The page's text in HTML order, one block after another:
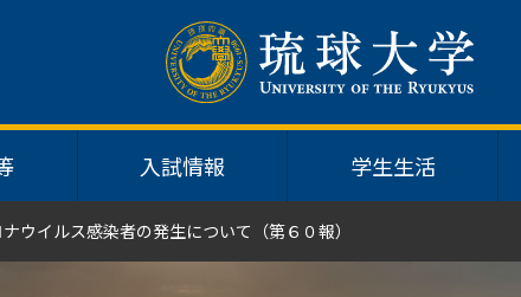
入試情報 学生生活
ウイルス感染者の発生について（第６０報）